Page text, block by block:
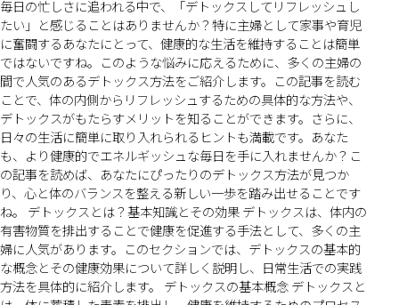
毎日の忙しさに追われる中で、「デトックスしてリフレッシュし
たい」と感じることはありませんか？特に主婦として家事や育児
に奮闘するあなたにとって、健康的な生活を維持することは簡単
ではないですね。このような悩みに応えるために、多くの主婦の
間で人気のあるデトックス方法をご紹介します。この記事を読む
ことで、体の内側からリフレッシュするための具体的な方法や、
デトックスがもたらすメリットを知ることができます。さらに、
日々の生活に簡単に取り入れられるヒントも満載です。あなた
も、より健康的でエネルギッシュな毎日を手に入れませんか？こ
の記事を読めば、あなたにぴったりのデトックス方法が見つか
り、心と体のバランスを整える新しい一歩を踏み出せることです
ね。 デトックスとは？基本知識とその効果 デトックスは、体内の
有害物質を排出することで健康を促進する手法として、多くの主
婦に人気があります。このセクションでは、デトックスの基本的
な概念とその健康効果について詳しく説明し、日常生活での実践
方法を具体的に紹介します。 デトックスの基本概念 デトックスと